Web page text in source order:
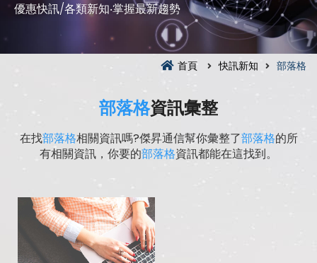
優惠快訊/各類新知‧掌握最新趨勢
首頁 快訊新知 部落格
部落格資訊彙整
在找部落格相關資訊嗎?傑昇通信幫你彙整了部落格的所
有相關資訊，你要的部落格資訊都能在這找到。